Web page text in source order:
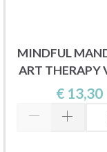
MINDFUL
ART THERAPY
€ 13,30